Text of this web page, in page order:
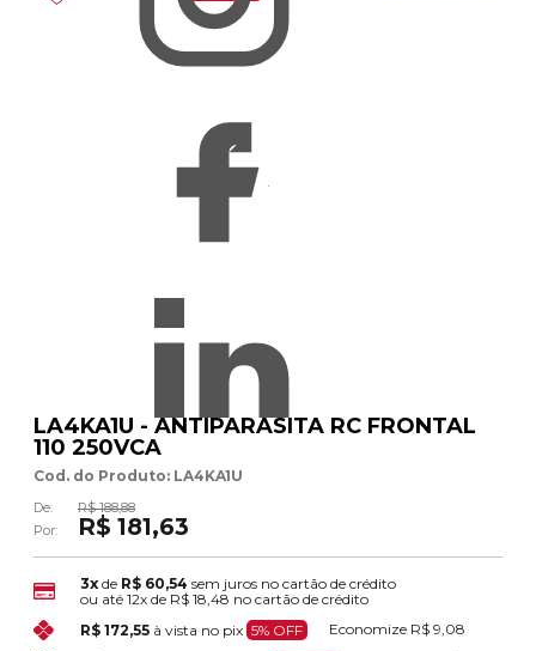
LA4KA1U - ANTIPARASITA RC FRONTAL
110 250VCA
Cod. do Produto: LA4KA1U
De:
R$ 188,88
Por:
R$ 181,63
3x de R$ 60,54 sem juros no cartão de crédito
ou até12x de R$ 18,48 no cartão de crédito
R$ 172,55 à vista no pix 5% OFF Economize R$ 9,08